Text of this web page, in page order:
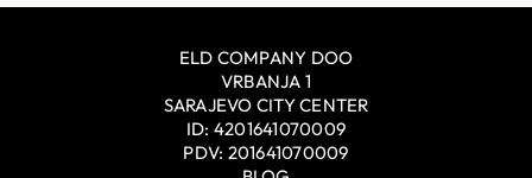
ELD COMPANY DOO
VRBANJA 1
SARAJEVO CITY CENTER
ID: 4201641070009
PDV: 201641070009